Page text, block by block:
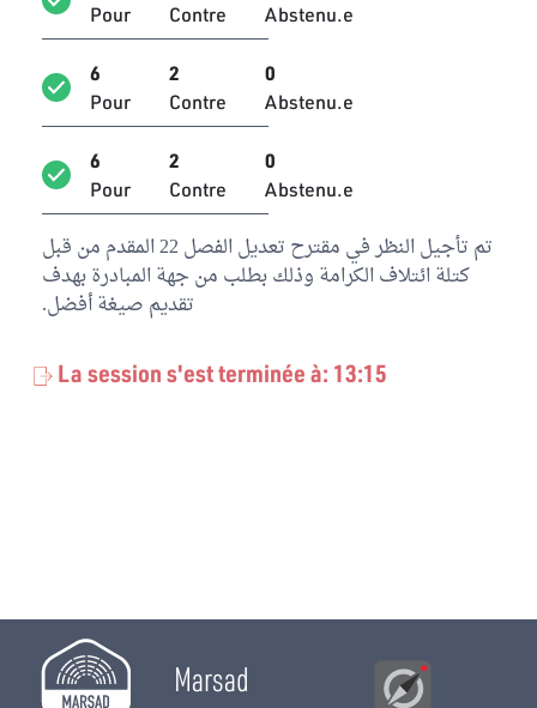
Pour
Contre
Abstenu.e
6
Pour
2
Contre
0
Abstenu.e
6
Pour
2
Contre
0
Abstenu.e
تم تأجيل النظر في مقترح تعديل الفصل 22 المقدم من قبل
كتلة ائتلاف الكرامة وذلك بطلب من جهة المبادرة بهدف
تقديم صيغة أفضل.
La session s'est terminée à: 13:15
Marsad